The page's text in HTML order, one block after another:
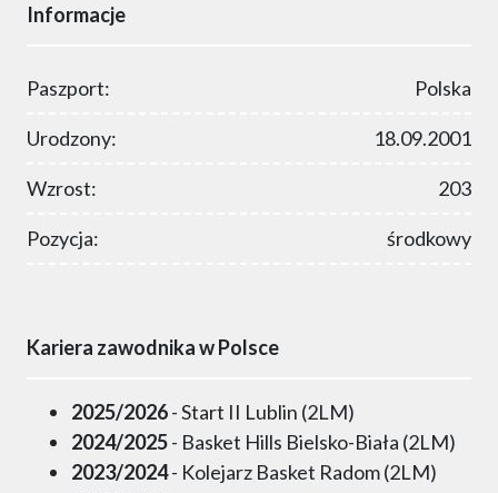
Informacje
Paszport: Polska
Urodzony: 18.09.2001
Wzrost: 203
Pozycja: środkowy
Kariera zawodnika w Polsce
2025/2026- Start II Lublin (2LM)
2024/2025- Basket Hills Bielsko-Biała (2LM)
2023/2024- Kolejarz Basket Radom (2LM)